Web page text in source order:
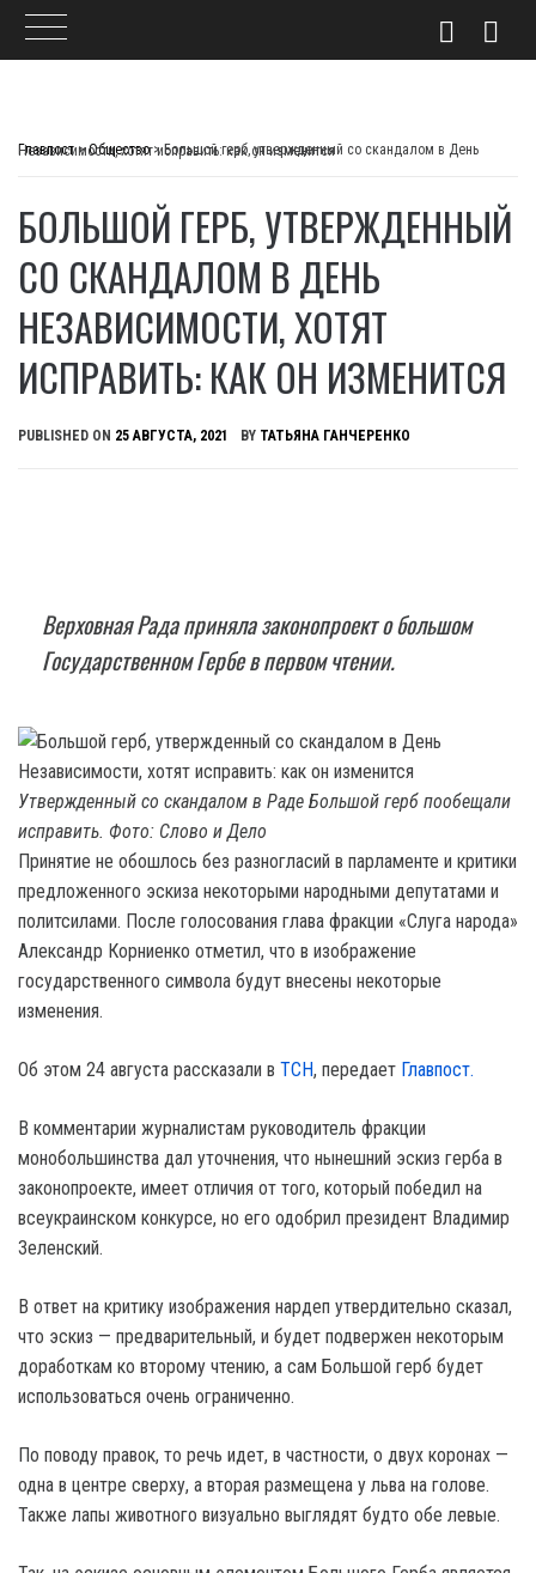
Главпост>Общество>
Большой герб, утвержденный со скандалом в День Независимости, хотят исправить: как он изменится
БОЛЬШОЙ ГЕРБ, УТВЕРЖДЕННЫЙ
СО СКАНДАЛОМ В ДЕНЬ
НЕЗАВИСИМОСТИ, ХОТЯТ
ИСПРАВИТЬ: КАК ОН ИЗМЕНИТСЯ
PUBLISHED ON 25 АВГУСТА, 2021 BY ТАТЬЯНА ГАНЧЕРЕНКО
Верховная Рада приняла законопроект о большом
Государственном Гербе в первом чтении.
Утвержденный со скандалом в Раде Большой герб пообещали
исправить. Фото: Слово и Дело
Принятие не обошлось без разногласий в парламенте и критики
предложенного эскиза некоторыми народными депутатами и
политсилами. После голосования глава фракции «Слуга народа»
Александр Корниенко отметил, что в изображение
государственного символа будут внесены некоторые
изменения.
Об этом 24 августа рассказали в ТСН, передает Главпост.
В комментарии журналистам руководитель фракции
монобольшинства дал уточнения, что нынешний эскиз герба в
законопроекте, имеет отличия от того, который победил на
всеукраинском конкурсе, но его одобрил президент Владимир
Зеленский.
В ответ на критику изображения нардеп утвердительно сказал,
что эскиз — предварительный, и будет подвержен некоторым
доработкам ко второму чтению, а сам Большой герб будет
использоваться очень ограниченно.
По поводу правок, то речь идет, в частности, о двух коронах —
одна в центре сверху, а вторая размещена у льва на голове.
Также лапы животного визуально выглядят будто обе левые.